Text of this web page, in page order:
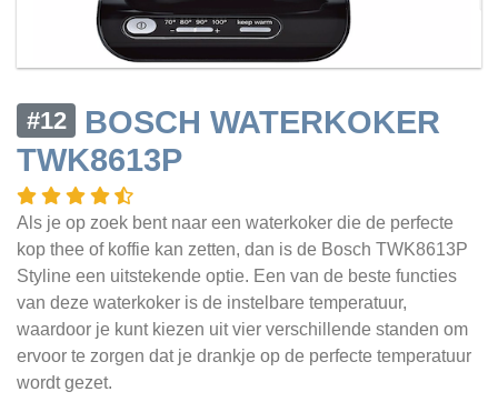
#12
BOSCH WATERKOKER
TWK8613P
Als je op zoek bent naar een waterkoker die de perfecte
kop thee of koffie kan zetten, dan is de Bosch TWK8613P
Styline een uitstekende optie. Een van de beste functies
van deze waterkoker is de instelbare temperatuur,
waardoor je kunt kiezen uit vier verschillende standen om
ervoor te zorgen dat je drankje op de perfecte temperatuur
wordt gezet.